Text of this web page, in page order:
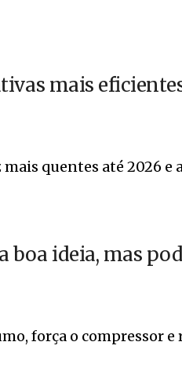
mais
quentes até 2026 e
boa ideia, mas
força o compressor e